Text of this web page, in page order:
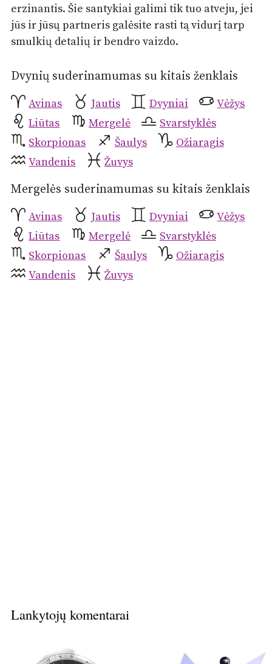
erzinantis. Šie santykiai galimi tik tuo atveju, jei
jūs ir jūsų partneris galėsite rasti tą vidurį tarp
smulkių detalių ir bendro vaizdo.
Dvynių suderinamumas su kitais ženklais
Avinas Jautis Dvyniai
Vėžys
Liūtas
Mergelė
Svarstyklės
Skorpionas
Šaulys
Ožiaragis
Vandenis
Žuvys
Mergelės suderinamumas su kitais ženklais
Avinas Jautis Dvyniai
Vėžys
Liūtas
Mergelė
Svarstyklės
Skorpionas
Šaulys
Ožiaragis
Vandenis
Žuvys
Lankytojų komentarai